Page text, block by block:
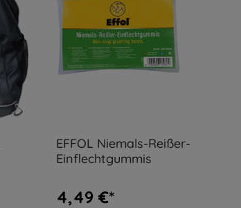
EFFOL Niemals-Reißer-
Einflechtgummis
4,49 €*